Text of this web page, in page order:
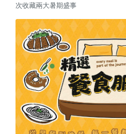
次收藏兩大暑期盛事